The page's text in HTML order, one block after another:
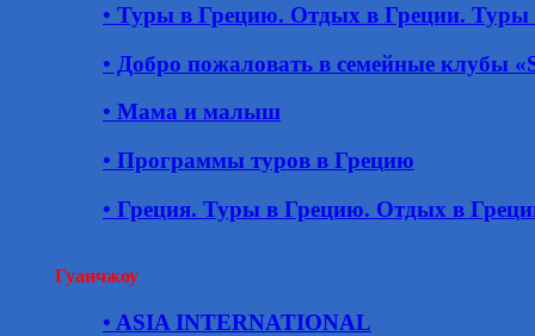
• Туры в Грецию. Отдых в Греции.
• Добро пожаловать в семейные клубы
• Мама и малыш
• Программы туров в Грецию
• Греция. Туры в Грецию. Отдых в
Гуанчжоу
• ASIA INTERNATIONAL